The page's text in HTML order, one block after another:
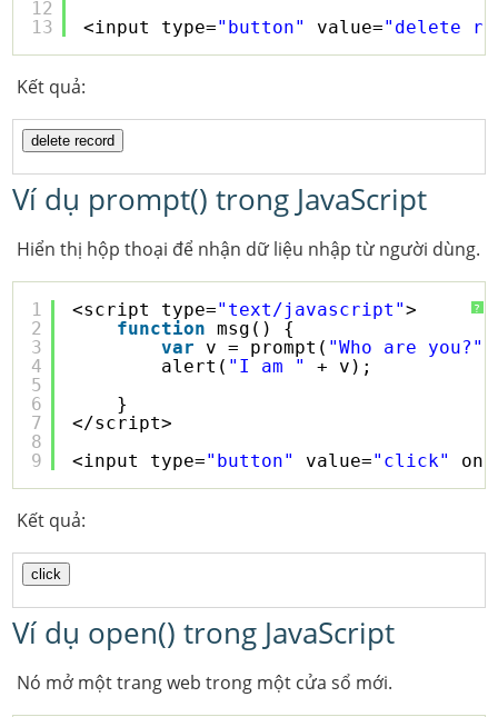
12
13
<input type="button" value="delete
Kết quả:
Ví dụ prompt() trong JavaScript
Hiển thị hộp thoại để nhận dữ liệu nhập từ người dùng.
?
1
2
3
4
5
6
7
8
9
<script type="text/javascript">
function
msg() {
var
v = prompt( "Who are you?"
alert( "I am "
+ v);
}
</script>
<input type="button" value="click"
Kết quả:
Ví dụ open() trong JavaScript
Nó mở một trang web trong một cửa sổ mới.